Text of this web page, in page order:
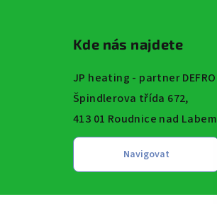
Kde nás najdete
JP heating - partner DEFRO
Špindlerova třída 672,
413 01 Roudnice nad Labem